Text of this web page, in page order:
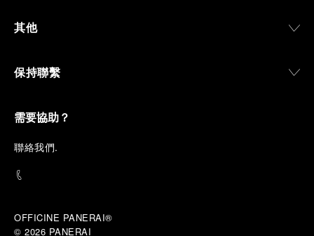
其他
保持聯繫
需要協助？
聯絡我們.
OFFICINE PANERAI®
© 2026 PANERAI